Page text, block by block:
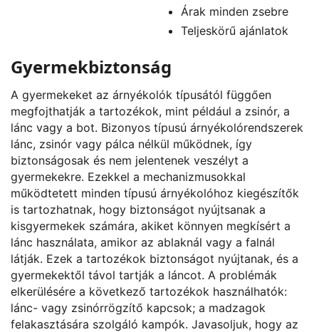
Árak minden zsebre
Teljeskörű ajánlatok
Gyermekbiztonság
A gyermekeket az árnyékolók típusától függően
megfojthatják a tartozékok, mint például a zsinór, a
lánc vagy a bot. Bizonyos típusú árnyékolórendszerek
lánc, zsinór vagy pálca nélkül működnek, így
biztonságosak és nem jelentenek veszélyt a
gyermekekre. Ezekkel a mechanizmusokkal
működtetett minden típusú árnyékolóhoz kiegészítők
is tartozhatnak, hogy biztonságot nyújtsanak a
kisgyermekek számára, akiket könnyen megkísért a
lánc használata, amikor az ablaknál vagy a falnál
látják. Ezek a tartozékok biztonságot nyújtanak, és a
gyermekektől távol tartják a láncot. A problémák
elkerülésére a következő tartozékok használhatók:
lánc- vagy zsinórrögzítő kapcsok; a madzagok
felakasztására szolgáló kampók. Javasoljuk, hogy az